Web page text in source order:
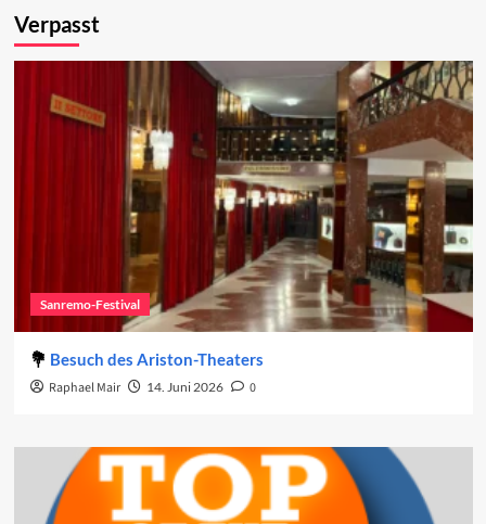
Verpasst
Sanremo-Festival
Besuch des Ariston-Theaters
Raphael Mair 14. Juni 2026 0